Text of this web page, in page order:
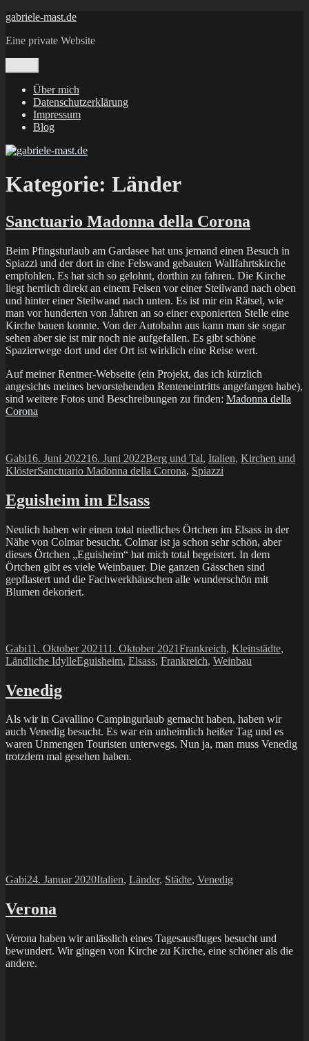
Zum
springen
gabriele-mast.de
Eine private Website
Über mich
Datenschutzerklärung
Impressum
Blog
Kategorie: Länder
Sanctuario Madonna della Corona
Beim Pfingsturlaub am Gardasee hat uns jemand einen Besuch in
Spiazzi und der dort in eine Felswand gebauten Wallfahrtskirche
empfohlen. Es hat sich so gelohnt, dorthin zu fahren. Die Kirche
liegt herrlich direkt an einem Felsen vor einer Steilwand nach oben
und hinter einer Steilwand nach unten. Es ist mir ein Rätsel, wie
man vor hunderten von Jahren an so einer exponierten Stelle eine
Kirche bauen konnte. Von der Autobahn aus kann man sie sogar
sehen aber sie ist mir noch nie aufgefallen. Es gibt schöne
Spazierwege dort und der Ort ist wirklich eine Reise wert.
Auf meiner Rentner-Webseite (ein Projekt, das ich kürzlich
angesichts meines bevorstehenden Renteneintritts angefangen habe),
sind weitere Fotos und Beschreibungen zu finden: Madonna della
Corona
Autor
GabiVeröffentlicht
am
16. Juni 202216. Juni 2022Kategorien
Berg und Tal, Italien, Kirchen und
KlösterSchlagwörter
Sanctuario Madonna della Corona, Spiazzi
Eguisheim im Elsass
Neulich haben wir einen total niedliches Örtchen im Elsass in der
Nähe von Colmar besucht. Colmar ist ja schon sehr schön, aber
dieses Örtchen „Eguisheim“ hat mich total begeistert. In dem
Örtchen gibt es viele Weinbauer. Die ganzen Gässchen sind
gepflastert und die Fachwerkhäuschen alle wunderschön mit
Blumen dekoriert.
Autor
GabiVeröffentlicht
am
11. Oktober 202111. Oktober 2021Kategorien
Frankreich, Kleinstädte,
Ländliche IdylleSchlagwörter
Eguisheim, Elsass, Frankreich, Weinbau
Venedig
Als wir in Cavallino Campingurlaub gemacht haben, haben wir
auch Venedig besucht. Es war ein unheimlich heißer Tag und es
waren Unmengen Touristen unterwegs. Nun ja, man muss Venedig
trotzdem mal gesehen haben.
Autor
GabiVeröffentlicht
24. Januar 2020Kategorien
Italien, Länder, Städte, Venedig
Verona
Verona haben wir anlässlich eines Tagesausfluges besucht und
bewundert. Wir gingen von Kirche zu Kirche, eine schöner als die
andere.